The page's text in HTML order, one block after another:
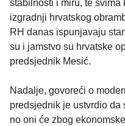
stabilnosti i miru, te
izgradnji hrvatskog
RH danas ispunjavaju
su i jamstvo su hrvatske
predsjednik Mesić.
Nadalje, govoreći o
predsjednik je ustvrdio da
no oni će zbog